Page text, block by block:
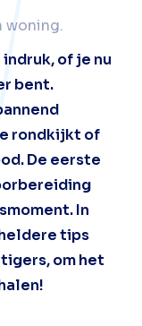
woning.
of je nu
bent.
rondkijkt of
De eerste
In
tips
om het